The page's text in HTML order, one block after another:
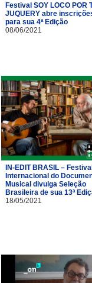
Festival SOY LOCO POR
JUQUERY abre
para sua 4ª Edição
08/06/2021
IN-EDIT BRASIL –
Internacional do
Musical divulga Seleção
Brasileira de sua 13ª
18/05/2021